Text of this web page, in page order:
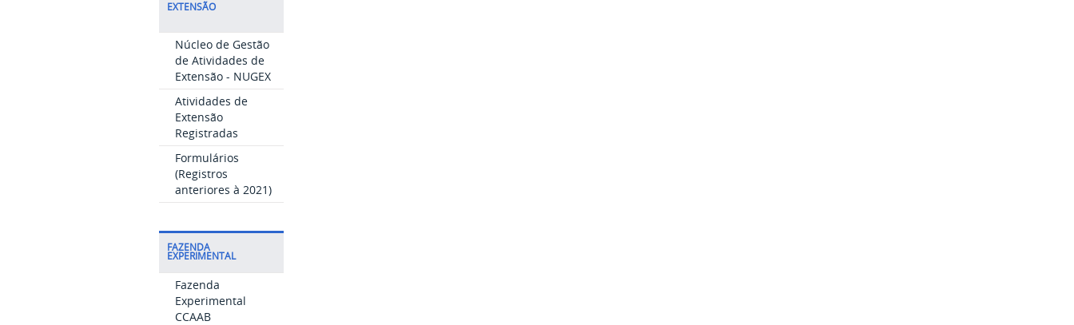
EXTENSÃO
Núcleo de Gestão
de Atividades de
Extensão - NUGEX
Atividades de
Extensão
Registradas
Formulários
(Registros
anteriores à 2021)
FAZENDA
EXPERIMENTAL
Fazenda
Experimental
CCAAB